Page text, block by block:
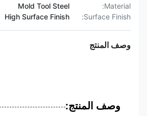
Material:
Mold Tool Steel
Surface Finish:
High Surface Finish
وصف المنتج
وصف المنتج: